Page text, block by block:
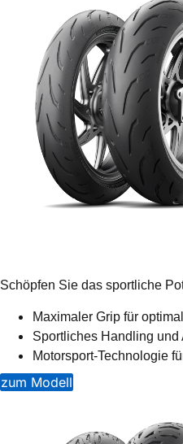
Schöpfen Sie das sportliche
Maximaler Grip für
Sportliches Handling und
Motorsport-Technologie
zum Modell